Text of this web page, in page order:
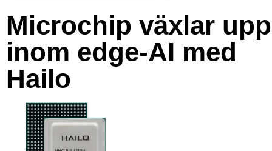
Microchip växlar upp
inom edge-AI med
Hailo